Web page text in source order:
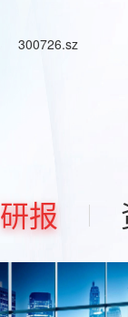
300726.sz
研报